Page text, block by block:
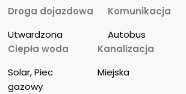
Droga dojazdowa
Utwardzona
Komunikacja
Autobus
Ciepła woda
Solar, Piec
gazowy
Kanalizacja
Miejska